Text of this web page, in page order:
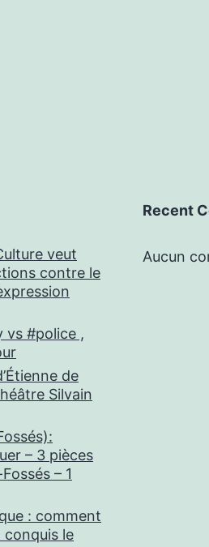
veut
contre le
vs #police ,
de
Silvain
– 3 pièces
– 1
: comment
conquis le
Recent
Aucun